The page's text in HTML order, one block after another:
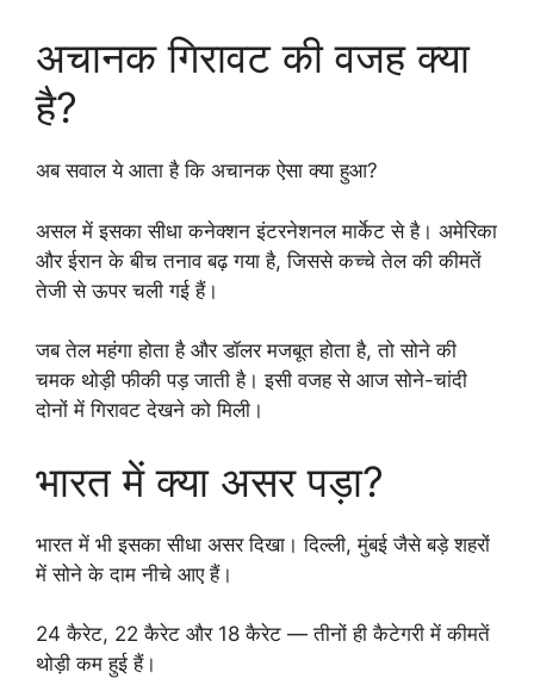
अचानक गिरावट की वजह क्या
है?
अब सवाल ये आता है कि अचानक ऐसा क्या हुआ?
असल में इसका सीधा कनेक्शन इंटरनेशनल मार्केट से है। अमेरिका
और ईरान के बीच तनाव बढ़ गया है, जिससे कच्चे तेल की कीमतें
तेजी से ऊपर चली गई हैं।
जब तेल महंगा होता है और डॉलर मजबूत होता है, तो सोने की
चमक थोड़ी फीकी पड़ जाती है। इसी वजह से आज सोने-चांदी
दोनों में गिरावट देखने को मिली।
भारत में क्या असर पड़ा?
भारत में भी इसका सीधा असर दिखा। दिल्ली, मुंबई जैसे बड़े शहरों
में सोने के दाम नीचे आए हैं।
24 कैरेट, 22 कैरेट और 18 कैरेट — तीनों ही कैटेगरी में कीमतें
थोड़ी कम हुई हैं।